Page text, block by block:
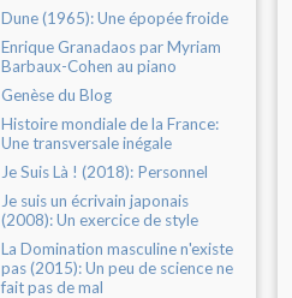
Dune (1965): Une épopée froide
Enrique Granadaos par Myriam
Barbaux-Cohen au piano
Genèse du Blog
Histoire mondiale de la France:
Une transversale inégale
Je Suis Là ! (2018): Personnel
Je suis un écrivain japonais
(2008): Un exercice de style
La Domination masculine n'existe
pas (2015): Un peu de science ne
fait pas de mal